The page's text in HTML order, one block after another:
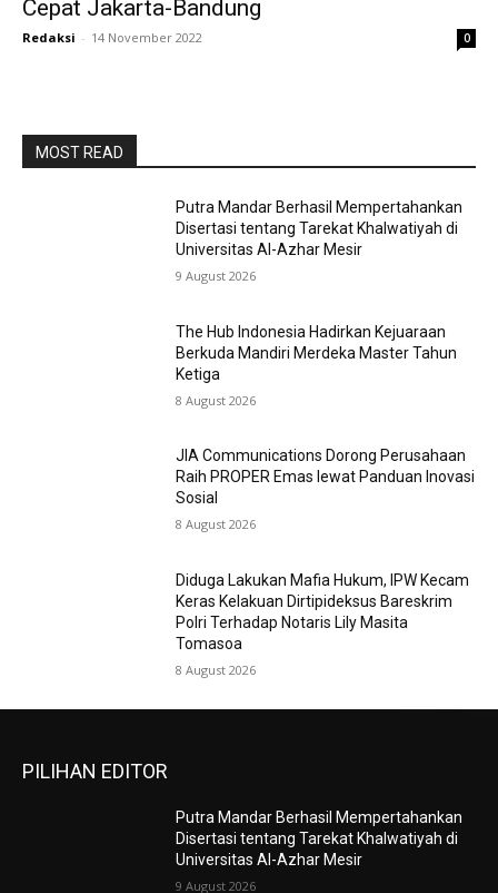
Cepat Jakarta-Bandung
Redaksi - 14 November 2022 0
MOST READ
Putra Mandar Berhasil Mempertahankan
Disertasi tentang Tarekat Khalwatiyah di
Universitas Al-Azhar Mesir
9 August 2026
The Hub Indonesia Hadirkan Kejuaraan
Berkuda Mandiri Merdeka Master Tahun
Ketiga
8 August 2026
JIA Communications Dorong Perusahaan
Raih PROPER Emas lewat Panduan Inovasi
Sosial
8 August 2026
Diduga Lakukan Mafia Hukum, IPW Kecam
Keras Kelakuan Dirtipideksus Bareskrim
Polri Terhadap Notaris Lily Masita
Tomasoa
8 August 2026
PILIHAN EDITOR
Putra Mandar Berhasil Mempertahankan
Disertasi tentang Tarekat Khalwatiyah di
Universitas Al-Azhar Mesir
9 August 2026